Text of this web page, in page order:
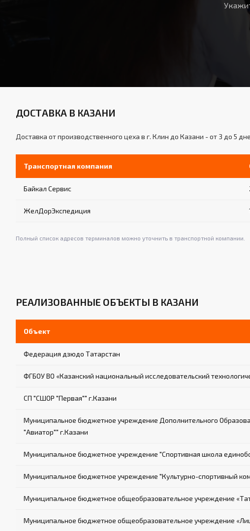
ДОСТАВКА В КАЗАНИ
Доставка от производственного цеха в г. Клин до Казани - от 3 до 5
Транспортная компания
Байкал Сервис
ЖелДорЭкспедиция
Полный список адресов терминалов можно уточнить в транспортной компании.
РЕАЛИЗОВАННЫЕ ОБЪЕКТЫ В КАЗАНИ
Объект
Федерация дзюдо Татарстан
ФГБОУ ВО «Казанский национальный исследовательский
СП "СШОР "Первая"" г.Казани
Муниципальное бюджетное учреждение Дополнительного
"Авиатор"" г.Казани
Муниципальное бюджетное учреждение "Спортивная школа
Муниципальное бюджетное учреждение "Культурно-спортивный
Муниципальное бюджетное общеобразовательное учреждение
Муниципальное бюджетное общеобразовательное учреждение